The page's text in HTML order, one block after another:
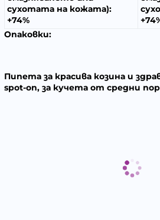
сухотата на кожата):
+74%
Опаковки:
Пипета за красива козина и
spot-on, за кучета от средни